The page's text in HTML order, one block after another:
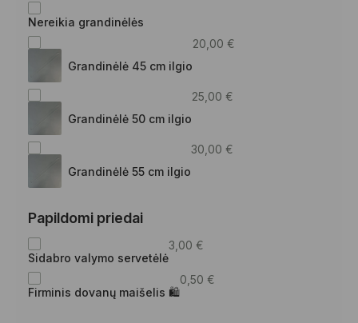
Nereikia grandinėlės
Grandinėlė 45 cm ilgio
20,00 €
Grandinėlė 50 cm ilgio
25,00 €
Grandinėlė 55 cm ilgio
30,00 €
Papildomi priedai
Sidabro valymo servetėlė
3,00 €
Firminis dovanų maišelis 🛍
0,50 €